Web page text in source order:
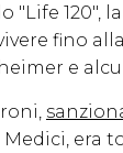
"Life 120",
fino
e
era